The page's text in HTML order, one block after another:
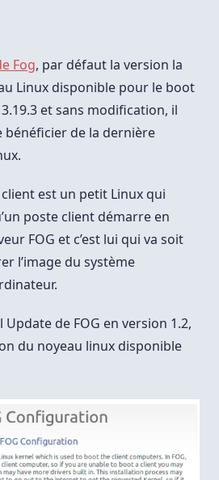
Fog, par défaut la version la
Linux disponible pour le boot
et sans modification, il
bénéficier de la dernière
est un petit Linux qui
poste client démarre en
FOG et c’est lui qui va soit
l’image du système
de FOG en version 1.2,
du noyeau linux disponible